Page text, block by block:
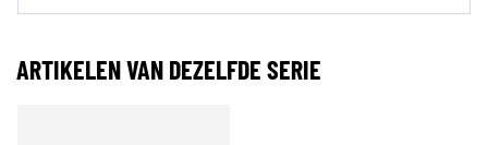
ARTIKELEN VAN DEZELFDE SERIE